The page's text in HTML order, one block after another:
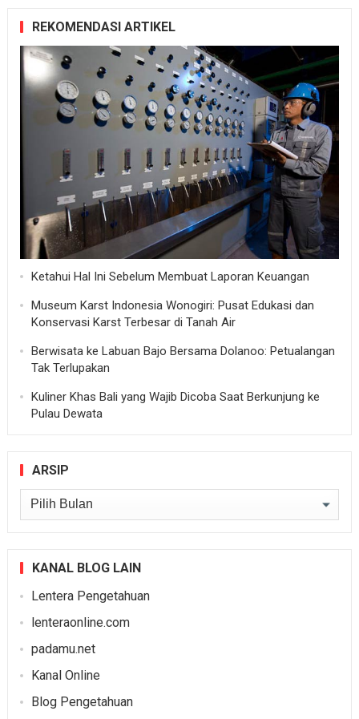
REKOMENDASI ARTIKEL
Ketahui Hal Ini Sebelum Membuat Laporan Keuangan
Museum Karst Indonesia Wonogiri: Pusat Edukasi dan
Konservasi Karst Terbesar di Tanah Air
Berwisata ke Labuan Bajo Bersama Dolanoo: Petualangan
Tak Terlupakan
Kuliner Khas Bali yang Wajib Dicoba Saat Berkunjung ke
Pulau Dewata
ARSIP
Arsip
KANAL BLOG LAIN
Lentera Pengetahuan
lenteraonline.com
padamu.net
Kanal Online
Blog Pengetahuan